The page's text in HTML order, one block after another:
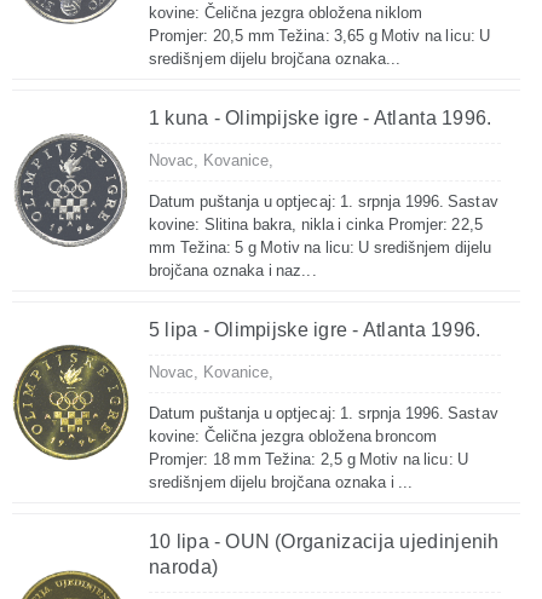
kovine: Čelična jezgra obložena niklom
Promjer: 20,5 mm Težina: 3,65 g Motiv na licu: U
središnjem dijelu brojčana oznaka...
1 kuna - Olimpijske igre - Atlanta 1996.
Novac, Kovanice,
Datum puštanja u optjecaj: 1. srpnja 1996. Sastav
kovine: Slitina bakra, nikla i cinka Promjer: 22,5
mm Težina: 5 g Motiv na licu: U središnjem dijelu
brojčana oznaka i naz...
5 lipa - Olimpijske igre - Atlanta 1996.
Novac, Kovanice,
Datum puštanja u optjecaj: 1. srpnja 1996. Sastav
kovine: Čelična jezgra obložena broncom
Promjer: 18 mm Težina: 2,5 g Motiv na licu: U
središnjem dijelu brojčana oznaka i ...
10 lipa - OUN (Organizacija ujedinjenih
naroda)